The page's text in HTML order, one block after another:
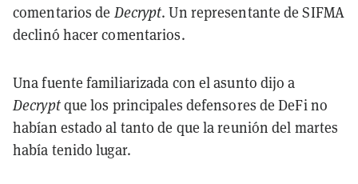
comentarios de Decrypt. Un representante de SIFMA
declinó hacer comentarios.
Una fuente familiarizada con el asunto dijo a
Decryptque los principales defensores de DeFi no
habían estado al tanto de que la reunión del martes
había tenido lugar.